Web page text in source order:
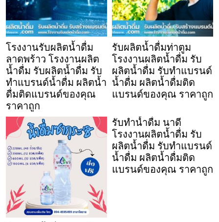
โรงงานรับผลิตน้ำดื่ม
ลาดพร้าว โรงงานผลิต
น้ำดื่ม รับผลิตน้ำดื่ม รับ
ทำแบรนด์น้ำดื่ม ผลิตน้ำ
ดื่มติดแบรนด์ของคุณ
ราคาถูก
รับผลิตน้ำดื่มท่าตูม
โรงงานผลิตน้ำดื่ม รับ
ผลิตน้ำดื่ม รับทำแบรนด์
น้ำดื่ม ผลิตน้ำดื่มติด
แบรนด์ของคุณ ราคาถูก
รับทำน้ำดื่ม นาดี
โรงงานผลิตน้ำดื่ม รับ
ผลิตน้ำดื่ม รับทำแบรนด์
น้ำดื่ม ผลิตน้ำดื่มติด
แบรนด์ของคุณ ราคาถูก